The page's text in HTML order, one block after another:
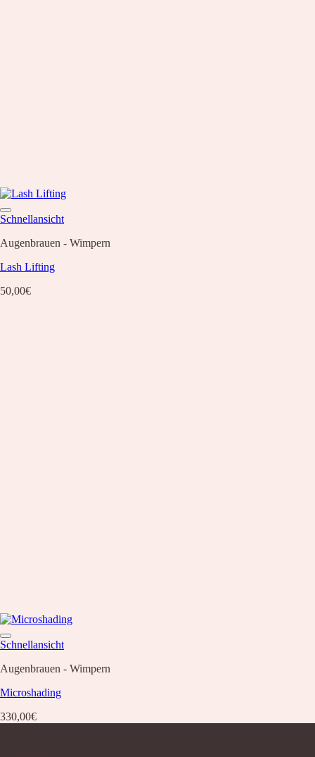
Schnellansicht
Augenbrauen - Wimpern
Lash Lifting
50,00€
Schnellansicht
Augenbrauen - Wimpern
Microshading
330,00€